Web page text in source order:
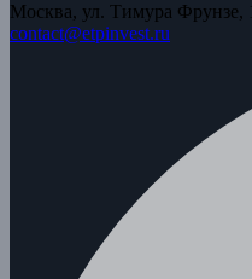
Москва, ул. Тимура Фрунзе,
contact@etpinvest.ru